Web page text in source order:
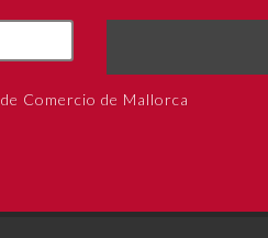
Comercio de Mallorca